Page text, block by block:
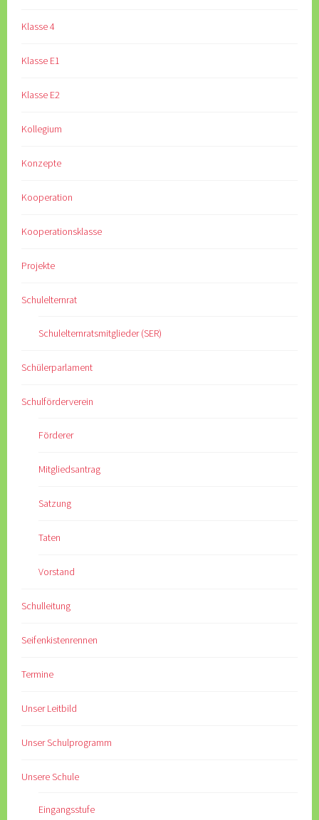
Klasse 4
Klasse E1
Klasse E2
Kollegium
Konzepte
Kooperation
Kooperationsklasse
Projekte
Schulelternrat
Schulelternratsmitglieder (SER)
Schülerparlament
Schulförderverein
Förderer
Mitgliedsantrag
Satzung
Taten
Vorstand
Schulleitung
Seifenkistenrennen
Termine
Unser Leitbild
Unser Schulprogramm
Unsere Schule
Eingangsstufe